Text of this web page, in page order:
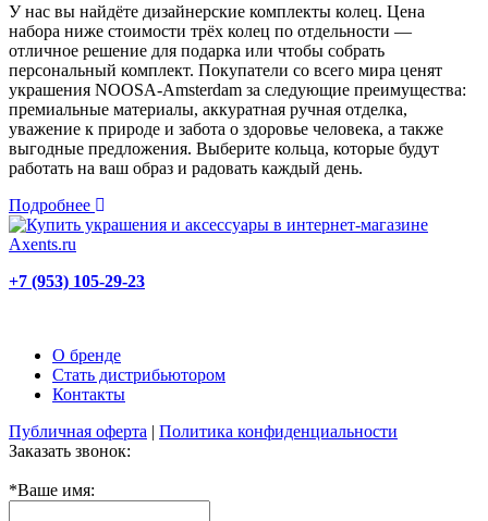
У нас вы найдёте дизайнерские комплекты колец. Цена
набора ниже стоимости трёх колец по отдельности —
отличное решение для подарка или чтобы собрать
персональный комплект. Покупатели со всего мира ценят
украшения NOOSA-Amsterdam за следующие преимущества:
премиальные материалы, аккуратная ручная отделка,
уважение к природе и забота о здоровье человека, а также
выгодные предложения. Выберите кольца, которые будут
работать на ваш образ и радовать каждый день.
Подробнее
+7 (953) 105-29-23
О бренде
Стать дистрибьютором
Контакты
Публичная оферта | Политика конфиденциальности
Заказать звонок:
*Ваше имя: